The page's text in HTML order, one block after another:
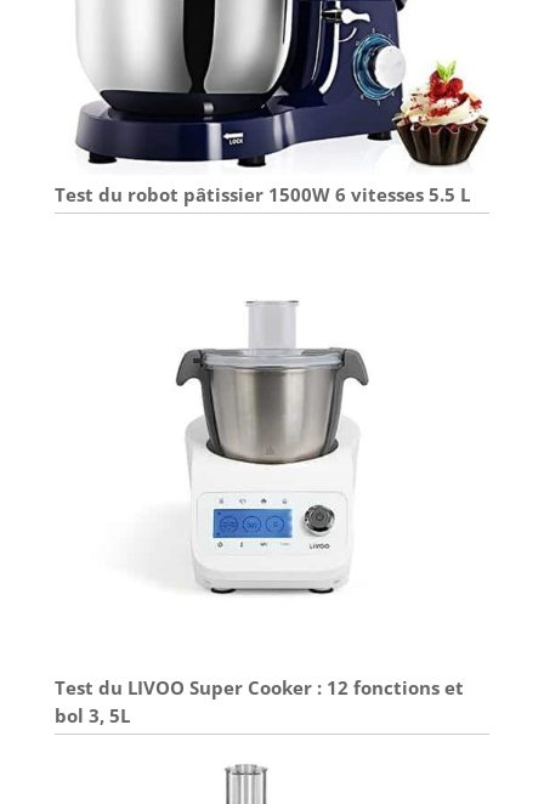
Test du robot pâtissier 1500W 6 vitesses 5.5 L
Test du LIVOO Super Cooker : 12 fonctions et
bol 3, 5L